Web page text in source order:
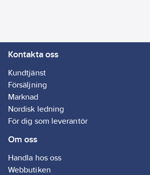
lämna rester
- Flexibel användning -
både koncentrerad
eller utspädd
Artikelnr: 5012598791
Ean
634240144837
Ägarens
artikelnr:
Materialklass
Kontakta oss
Kundtjänst
Försäljning
Marknad
Nordisk ledning
För dig som leverantör
Om oss
Handla hos oss
Webbutiken